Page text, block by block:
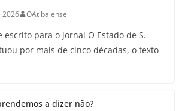
2026 OAtibaiense
escrito para o jornal O Estado de S.
por mais de cinco décadas, o texto
a dizer não?